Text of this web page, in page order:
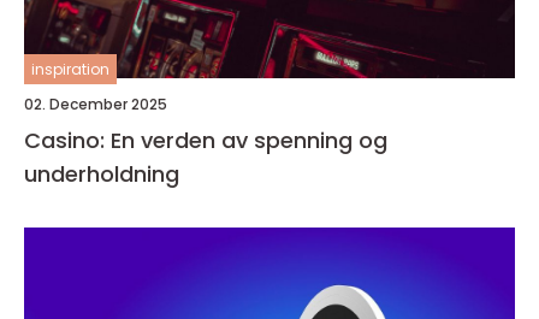
inspiration
02. December 2025
Casino: En verden av spenning og
underholdning